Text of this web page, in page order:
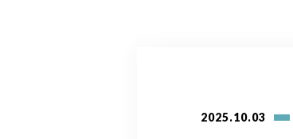
2025.10.03